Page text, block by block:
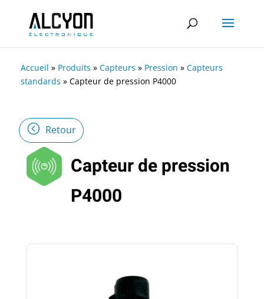
Accueil » Produits » Capteurs » Pression » Capteurs
standards » Capteur de pression P4000
Retour
Capteur de pression
P4000